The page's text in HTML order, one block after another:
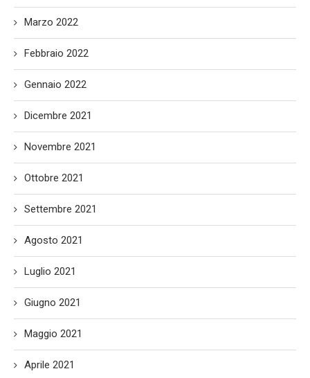
Marzo 2022
Febbraio 2022
Gennaio 2022
Dicembre 2021
Novembre 2021
Ottobre 2021
Settembre 2021
Agosto 2021
Luglio 2021
Giugno 2021
Maggio 2021
Aprile 2021